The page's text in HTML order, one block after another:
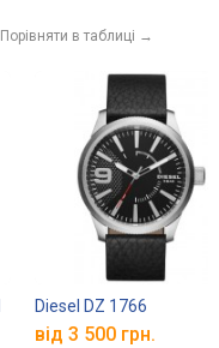
Порівняти в таблиці →
Diesel DZ 1766
від 3 500 грн.